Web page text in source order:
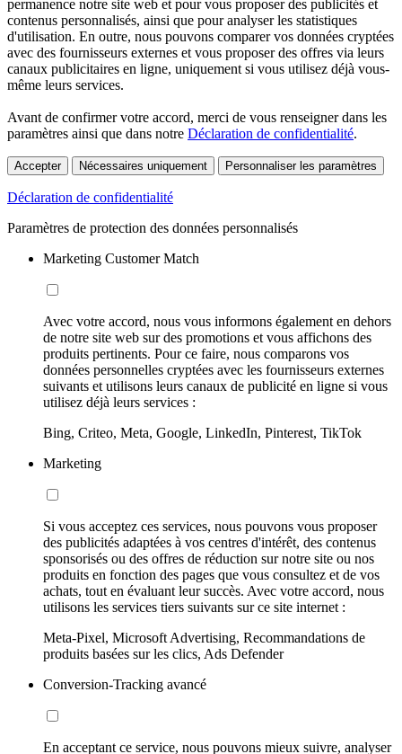
permanence notre site web et pour vous proposer des publicités et
contenus personnalisés, ainsi que pour analyser les statistiques
d'utilisation. En outre, nous pouvons comparer vos données cryptées
avec des fournisseurs externes et vous proposer des offres via leurs
canaux publicitaires en ligne, uniquement si vous utilisez déjà vous-
même leurs services.
Avant de confirmer votre accord, merci de vous renseigner dans les
paramètres ainsi que dans notre Déclaration de confidentialité.
Accepter Nécessaires uniquement Personnaliser les paramètres
Déclaration de confidentialité
Paramètres de protection des données personnalisés
Marketing Customer Match
Avec votre accord, nous vous informons également en dehors
de notre site web sur des promotions et vous affichons des
produits pertinents. Pour ce faire, nous comparons vos
données personnelles cryptées avec les fournisseurs externes
suivants et utilisons leurs canaux de publicité en ligne si vous
utilisez déjà leurs services :
Bing, Criteo, Meta, Google, LinkedIn, Pinterest, TikTok
Marketing
Si vous acceptez ces services, nous pouvons vous proposer
des publicités adaptées à vos centres d'intérêt, des contenus
sponsorisés ou des offres de réduction sur notre site ou nos
produits en fonction des pages que vous consultez et de vos
achats, tout en évaluant leur succès. Avec votre accord, nous
utilisons les services tiers suivants sur ce site internet :
Meta-Pixel, Microsoft Advertising, Recommandations de
produits basées sur les clics, Ads Defender
Conversion-Tracking avancé
En acceptant ce service, nous pouvons mieux suivre, analyser